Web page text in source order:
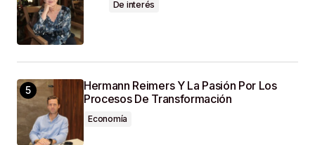
De interés
Hermann Reimers Y La Pasión Por Los
Procesos De Transformación
Economía